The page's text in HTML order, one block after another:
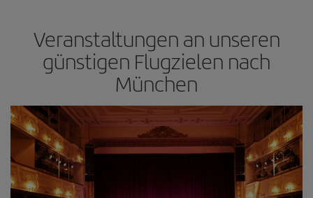
Veranstaltungen an unseren
günstigen Flugzielen nach
München